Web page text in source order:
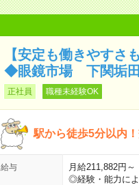
【安定も働きやす
◆眼鏡市場 下関垢
正社員 職種未経験OK
駅から徒歩5分以内
給与
月給211,882円～
◎経験・能力に